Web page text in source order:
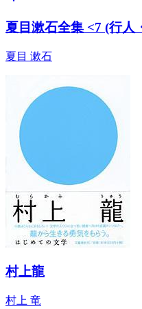
夏目漱石全集 <7 (行人
夏目 漱石
村上龍
村上 竜